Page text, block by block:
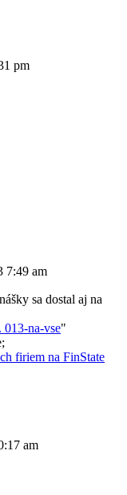
pm
7:49 am
sa dostal aj na
013-na-vse"
firiem na FinState
am